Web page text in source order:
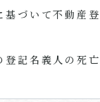
づいて不動産
記名義人の死